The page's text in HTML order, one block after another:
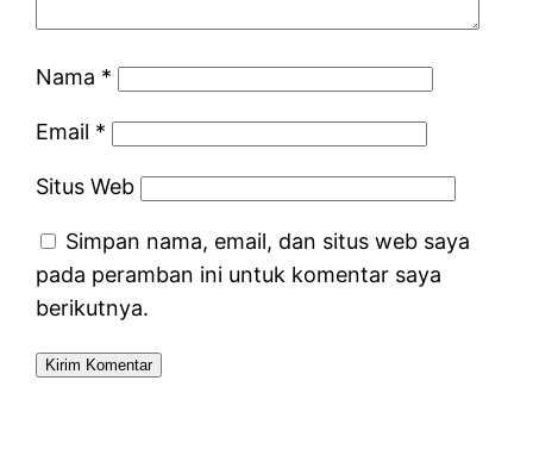
Nama *
Email *
Situs Web
Simpan nama, email, dan situs web saya
pada peramban ini untuk komentar saya
berikutnya.